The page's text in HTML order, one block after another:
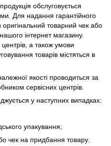
обслуговується
Для надання гарантійного
товарний чек або
інтернет магазину.
а також умови
товарів містяться в
якості проводиться за
сервісних центрів.
у наступних випадках:
упакування;
чек на придбання товару.